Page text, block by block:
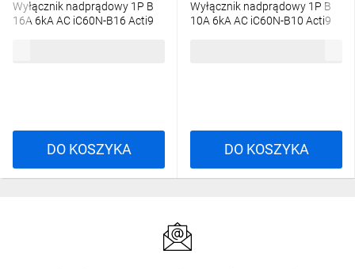
Wyłącznik nadprądowy 1P B
16A 6kA AC iC60N-B16 Acti9
DO KOSZYKA
Wyłącznik nadprądowy 1P B
10A 6kA AC iC60N-B10 Acti9
DO KOSZYKA